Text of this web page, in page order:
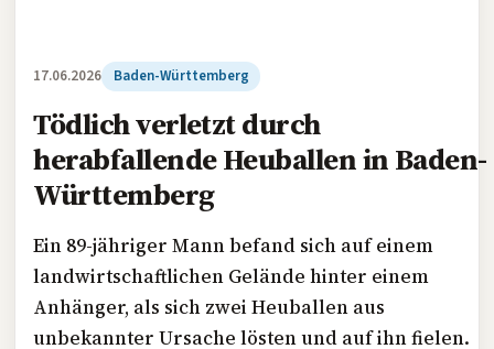
17.06.2026 Baden-Württemberg
Tödlich verletzt durch
herabfallende Heuballen in Baden-
Württemberg
Ein 89-jähriger Mann befand sich auf einem
landwirtschaftlichen Gelände hinter einem
Anhänger, als sich zwei Heuballen aus
unbekannter Ursache lösten und auf ihn fielen.